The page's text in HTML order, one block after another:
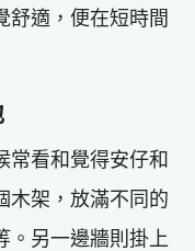
舒適，便在短時間
常看和覺得安仔和
木架，放滿不同的
。另一邊牆則掛上